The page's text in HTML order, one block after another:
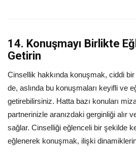
14. Konuşmayı Birlikte
Getirin
Cinsellik hakkında konuşmak, ciddi
de, aslında bu konuşmaları keyifli ve
getirebilirsiniz. Hatta bazı konuları
partnerinizle aranızdaki gerginliği alır
sağlar. Cinselliği eğlenceli bir şekilde
eğlenerek konuşmak, ilişki